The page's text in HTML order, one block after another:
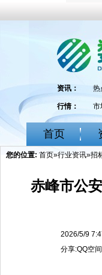
资讯： 热
行情： 市
首页
您的位置: 首页»行业资讯»招
赤峰市公
2026/5/9
分享:QQ空间